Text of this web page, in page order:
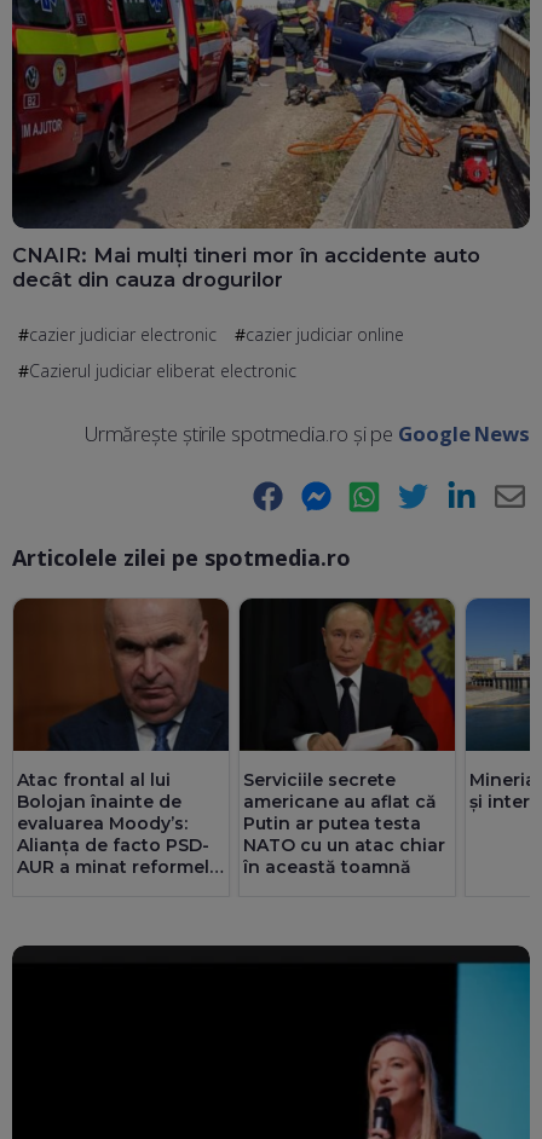
CNAIR: Mai mulți tineri mor în accidente auto
decât din cauza drogurilor
cazier judiciar electronic
cazier judiciar online
Cazierul judiciar eliberat electronic
Urmărește știrile spotmedia.ro și pe Google News
Facebook Messenger WhatsApp Twitter LinkedIn
Articolele zilei pe spotmedia.ro
Atac frontal al lui
Bolojan înainte de
evaluarea Moody’s:
Alianța de facto PSD-
AUR a minat reformele
Serviciile secrete
americane au aflat că
Putin ar putea testa
NATO cu un atac chiar
în această toamnă
și